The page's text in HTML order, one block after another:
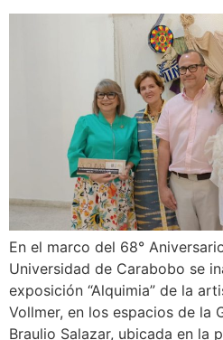
En el marco del 68°
Universidad de Carabobo se
exposición “Alquimia” de la
Vollmer, en los espacios de la
Braulio Salazar, ubicada en la